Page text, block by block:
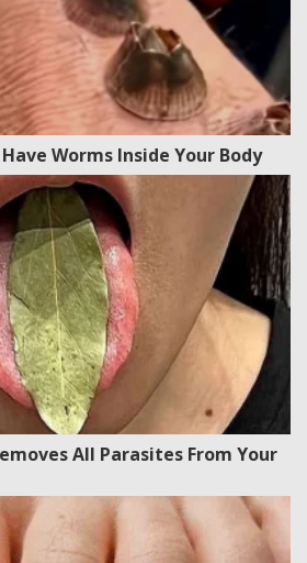
Worms Inside Your Body
All Parasites From Your